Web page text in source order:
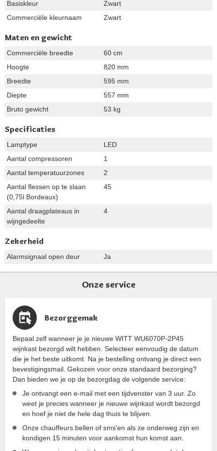
Basiskleur
Zwart
Commerciële kleurnaam
Zwart
Maten en gewicht
Commerciële breedte
60 cm
Hoogte
820 mm
Breedte
595 mm
Diepte
557 mm
Bruto gewicht
53 kg
Specificaties
Lamptype
LED
Aantal compressoren
1
Aantal temperatuurzones
2
Aantal flessen op te slaan
(0,75l Bordeaux)
45
Aantal draagplateaus in
wijngedeelte
4
Zekerheid
Alarmsignaal open deur Ja
Onze service
Bezorggemak
Bepaal zelf wanneer je je nieuwe WITT WU6070P-2P45
wijnkast bezorgd wilt hebben. Selecteer eenvoudig de datum
die je het beste uitkomt. Na je bestelling ontvang je direct een
bevestigingsmail. Gekozen voor onze standaard bezorging?
Dan bieden we je op de bezorgdag de volgende service:
Je ontvangt een e-mail met een tijdvenster van 3 uur. Zo
weet je precies wanneer je nieuwe wijnkast wordt bezorgd
en hoef je niet de hele dag thuis te blijven.
Onze chauffeurs bellen of sms'en als ze onderweg zijn en
kondigen 15 minuten voor aankomst hun komst aan.